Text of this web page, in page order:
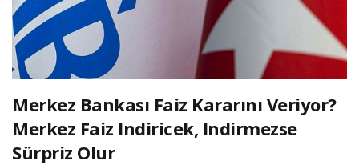
Merkez Bankası Faiz Kararını Veriyor?
Merkez Faiz Indiricek, Indirmezse
Sürpriz Olur